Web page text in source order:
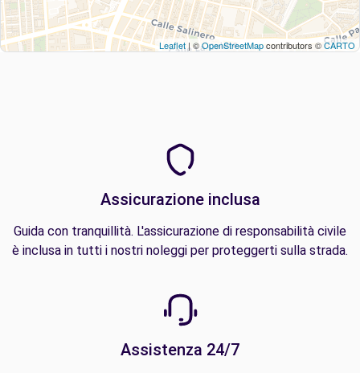
Leaflet | ©OpenStreetMapcontributors ©CARTO
Assicurazione inclusa
Guida con tranquillità. L'assicurazione di responsabilità civile
è inclusa in tutti i nostri noleggi per proteggerti sulla strada.
Assistenza 24/7